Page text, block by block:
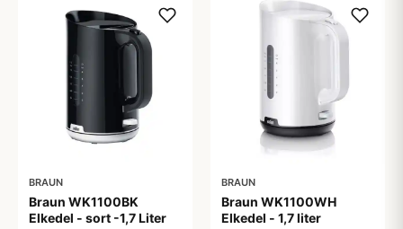
BRAUN
Braun WK1100BK
Elkedel - sort -1,7 Liter
BRAUN
Braun WK1100WH
Elkedel - 1,7 liter